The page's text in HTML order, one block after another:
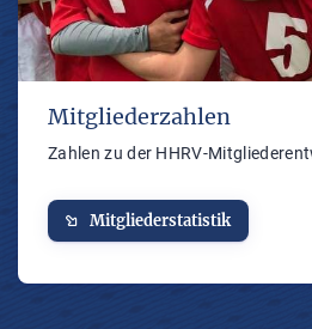
Mitgliederzahlen
Zahlen zu der HHRV-
Mitgliederstatistik